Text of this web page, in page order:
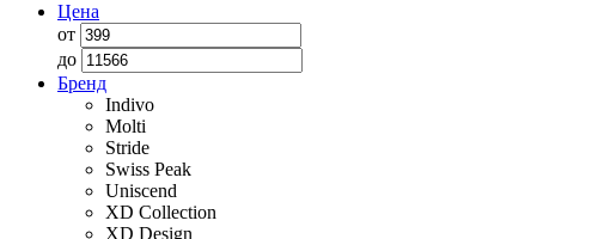
Цена
от
до
Бренд
Indivo
Molti
Stride
Swiss Peak
Uniscend
XD Collection
XD Design